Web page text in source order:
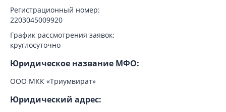
Регистрационный номер:
2203045009920
График рассмотрения заявок:
круглосуточно
Юридическое название МФО:
ООО МКК «Триумвират»
Юридический адрес: